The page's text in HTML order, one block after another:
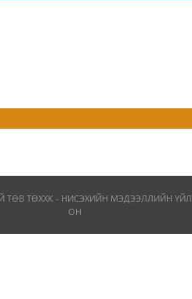
ТӨХХК - НИСЭХИЙН МЭДЭЭЛЛИЙН
ОН